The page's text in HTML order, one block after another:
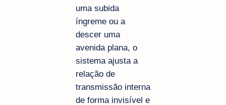
uma subida
íngreme ou a
descer uma
avenida plana, o
sistema ajusta a
relação de
transmissão interna
de forma invisível e